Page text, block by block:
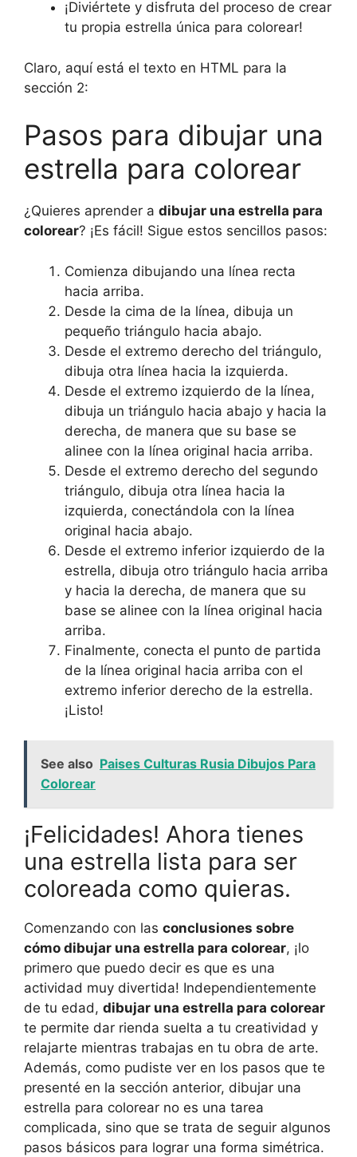
¡Diviértete y disfruta del proceso de crear
tu propia estrella única para colorear!
Claro, aquí está el texto en HTML para la
sección 2:
Pasos para dibujar una
estrella para colorear
¿Quieres aprender a dibujar una estrella para
colorear? ¡Es fácil! Sigue estos sencillos pasos:
Comienza dibujando una línea recta
hacia arriba.
Desde la cima de la línea, dibuja un
pequeño triángulo hacia abajo.
Desde el extremo derecho del triángulo,
dibuja otra línea hacia la izquierda.
Desde el extremo izquierdo de la línea,
dibuja un triángulo hacia abajo y hacia la
derecha, de manera que su base se
alinee con la línea original hacia arriba.
Desde el extremo derecho del segundo
triángulo, dibuja otra línea hacia la
izquierda, conectándola con la línea
original hacia abajo.
Desde el extremo inferior izquierdo de la
estrella, dibuja otro triángulo hacia arriba
y hacia la derecha, de manera que su
base se alinee con la línea original hacia
arriba.
Finalmente, conecta el punto de partida
de la línea original hacia arriba con el
extremo inferior derecho de la estrella.
¡Listo!
See also Paises Culturas Rusia Dibujos Para
Colorear
¡Felicidades! Ahora tienes
una estrella lista para ser
coloreada como quieras.
Comenzando con las conclusiones sobre
cómo dibujar una estrella para colorear, ¡lo
primero que puedo decir es que es una
actividad muy divertida! Independientemente
de tu edad, dibujar una estrella para colorear
te permite dar rienda suelta a tu creatividad y
relajarte mientras trabajas en tu obra de arte.
Además, como pudiste ver en los pasos que te
presenté en la sección anterior, dibujar una
estrella para colorear no es una tarea
complicada, sino que se trata de seguir algunos
pasos básicos para lograr una forma simétrica.